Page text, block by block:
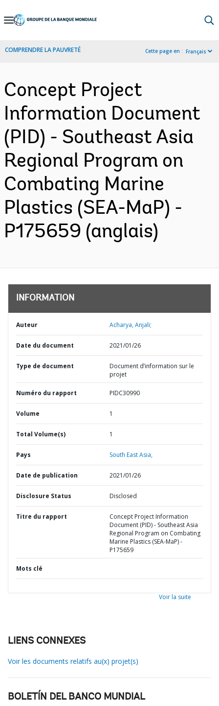
Skip
Navigation
COMPRENDRE LA PAUVRETÉ Cette page en : Français
Concept Project
Information Document
(PID) - Southeast Asia
Regional Program on
Combating Marine
Plastics (SEA-MaP) -
P175659 (anglais)
INFORMATION
Auteur Acharya, Anjali;
Date du document 2021/01/26
Type de document
Document d’information sur le
projet
Numéro du rapport PIDC30990
Volume 1
Total Volume(s) 1
Pays South East Asia,
Date de publication 2021/01/26
Disclosure Status Disclosed
Titre du rapport
Concept Project Information
Document (PID) - Southeast Asia
Regional Program on Combating
Marine Plastics (SEA-MaP) -
P175659
Mots clé
Voir la suite
LIENS CONNEXES
Voir les documents relatifs au(x) projet(s)
BOLETÍN DEL BANCO MUNDIAL